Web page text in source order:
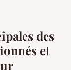
des
et